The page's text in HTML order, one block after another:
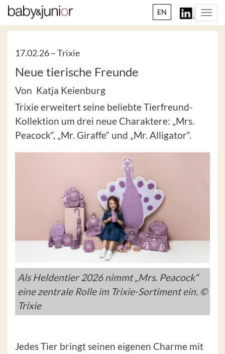
EN
17.02.26 –Trixie
Neue tierische Freunde
Von Katja Keienburg
Trixie erweitert seine beliebte Tierfreund-
Kollektion um drei neue Charaktere: „Mrs.
Peacock“, „Mr. Giraffe“ und „Mr. Alligator“.
Als Heldentier 2026 nimmt „Mrs. Peacock“
eine zentrale Rolle im Trixie-Sortiment ein. ©
Trixie
Jedes Tier bringt seinen eigenen Charme mit